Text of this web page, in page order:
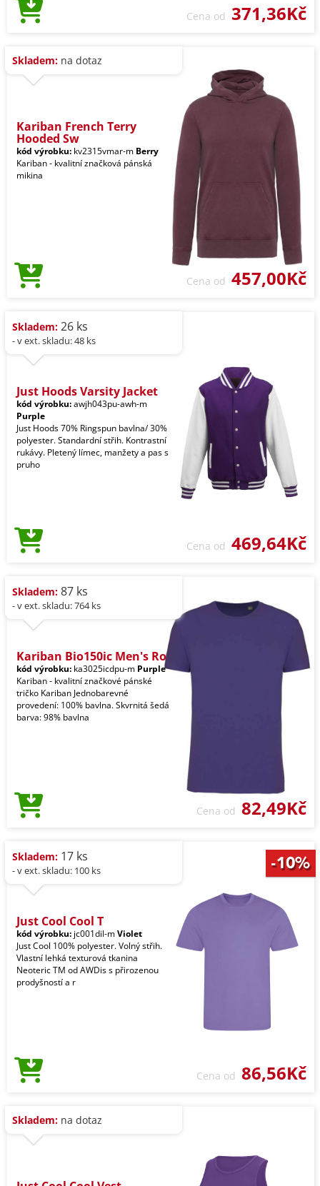
Cena od 371,36Kč
Skladem: na dotaz
Kariban French Terry
Hooded Sw
kód výrobku: kv2315vmar-m Berry
Kariban - kvalitní značková pánská
mikina
Cena od 457,00Kč
Skladem: 26 ks
- v ext. skladu: 48 ks
Just Hoods Varsity Jacket
kód výrobku:awjh043pu-awh-m
Purple
Just Hoods 70% Ringspun bavlna/ 30%
polyester. Standardní střih. Kontrastní
rukávy. Pletený límec, manžety a pas s
pruho
Cena od 469,64Kč
Skladem: 87 ks
- v ext. skladu: 764 ks
Kariban Bio150ic Men's Ro
kód výrobku: ka3025icdpu-m Purple
Kariban - kvalitní značkové pánské
tričko Kariban Jednobarevné
provedení: 100% bavlna. Skvrnitá šedá
barva: 98% bavlna
Cena od 82,49Kč
Skladem: 17 ks
- v ext. skladu: 100 ks
Just Cool Cool T
kód výrobku: jc001dil-mViolet
Just Cool 100% polyester. Volný střih.
Vlastní lehká texturová tkanina
Neoteric TM od AWDis s přirozenou
prodyšností a r
Cena od 86,56Kč
Skladem: na dotaz